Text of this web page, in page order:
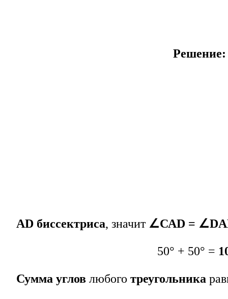
Решение:
AD биссектриса, значит ∠САD =
50° + 50° =
Сумма углов любого треугольника